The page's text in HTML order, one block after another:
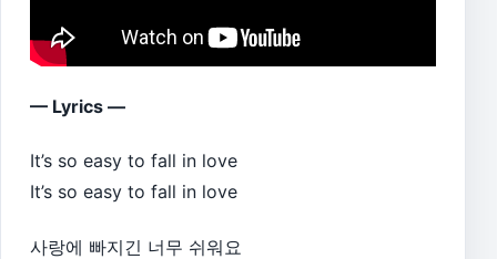
— Lyrics —
It’s so easy to fall in love
It’s so easy to fall in love
사랑에 빠지긴 너무 쉬워요